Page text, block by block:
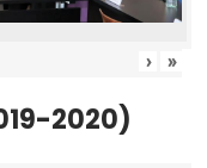
› »
2020)